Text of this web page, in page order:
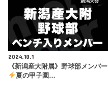
2024.10.1
《新潟産大附属》野球部メンバー
夏の甲子園…